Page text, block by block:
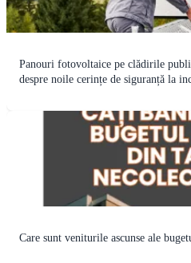
Panouri fotovoltaice pe clădirile
despre noile cerințe de siguranță la
Care sunt veniturile ascunse ale